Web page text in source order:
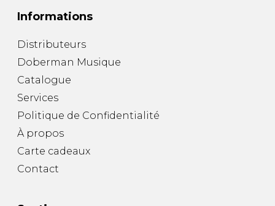
Informations
Distributeurs
Doberman Musique
Catalogue
Services
Politique de Confidentialité
À propos
Carte cadeaux
Contact